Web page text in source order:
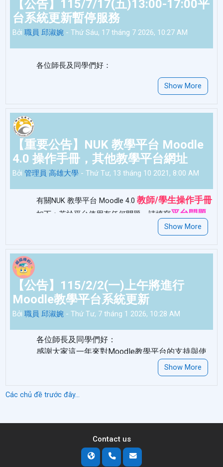
【公告】115/7/17(五)13:00-17:00平
台系統更新暫停服務
Bởi職員 邱淑婉 -Thứ Sáu, 17 tháng 7 2026, 10:27 AM
各位師長及同學們好：
115年7月17日
進行Moodle教學平台的安全性更
造成您的不便，敬請見諒。
教學發展中心 敬上
Thảo luận về chủ đề này(0 phúc đáp)
Show More
【重要公告】NUK 教學平台 Moodle
4.0 操作手冊，其他教學平台網址
Bởi管理員 高雄大學 -Thứ Tư, 13 tháng 10 2021, 8:00 AM
有關NUK 教學平台 Moodle 4.0教師/學生操作手冊
如下；若於平台使用有任何問題，請填寫平台問題
，將有專人協助排解您的問題。
【教師操作手
冊】
【學生操作手
冊】
單】
【教學平台
e起來高大教學平台1.0因系統老舊不利更新及維護，
111年8月1日起停止服務。
Show More
【公告】115/2/2(一)上午將進行
Moodle教學平台系統更新
Bởi職員 邱淑婉 -Thứ Tư, 7 tháng 1 2026, 10:28 AM
各位師長及同學們好：
感謝大家這一年來對Moodle教學平台的支持與使
用，為提供更安全的服務平台，本中心將於 115年
進行Moodle教學平台的更新作
造成您的不便，敬請見諒。
Show More
Các chủ đề trước đây...
Contact us